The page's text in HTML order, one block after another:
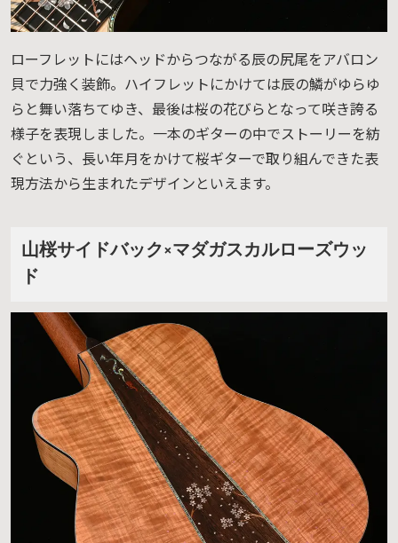
ローフレットにはヘッドからつながる辰の尻尾をアバロン
貝で力強く装飾。ハイフレットにかけては辰の鱗がゆらゆ
らと舞い落ちてゆき、最後は桜の花びらとなって咲き誇る
様子を表現しました。一本のギターの中でストーリーを紡
ぐという、長い年月をかけて桜ギターで取り組んできた表
現方法から生まれたデザインといえます。
山桜サイドバック×マダガスカルローズウッ
ド